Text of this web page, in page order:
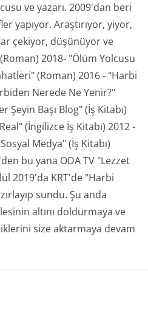
ve yazarı. 2009'dan beri
yapıyor. Araştırıyor, yiyor,
çekiyor, düşünüyor ve
2018- "Ölüm Yolcusu
(Roman) 2016 - "Harbi
Nerede Ne Yenir?"
Şeyin Başı Blog" (İş Kitabı)
(İngilizce İş Kitabı) 2012 -
Medya" (İş Kitabı)
bu yana ODA TV "Lezzet
2019'da KRT'de "Harbi
sundu. Şu anda
altını doldurmaya ve
size aktarmaya devam